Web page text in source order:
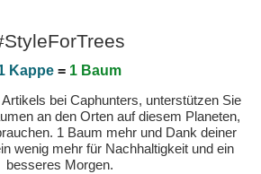
Kappe = 1 Baum
bei Caphunters, unterstützen Sie
an den Orten auf diesem Planeten,
1 Baum mehr und Dank deiner
wenig mehr für Nachhaltigkeit und ein
besseres Morgen.